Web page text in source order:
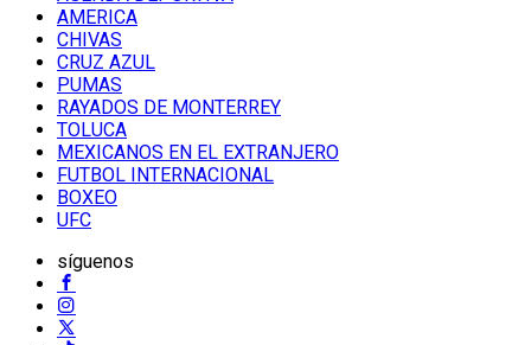
AMERICA
CHIVAS
CRUZ AZUL
PUMAS
RAYADOS DE MONTERREY
TOLUCA
MEXICANOS EN EL EXTRANJERO
FUTBOL INTERNACIONAL
BOXEO
UFC
síguenos